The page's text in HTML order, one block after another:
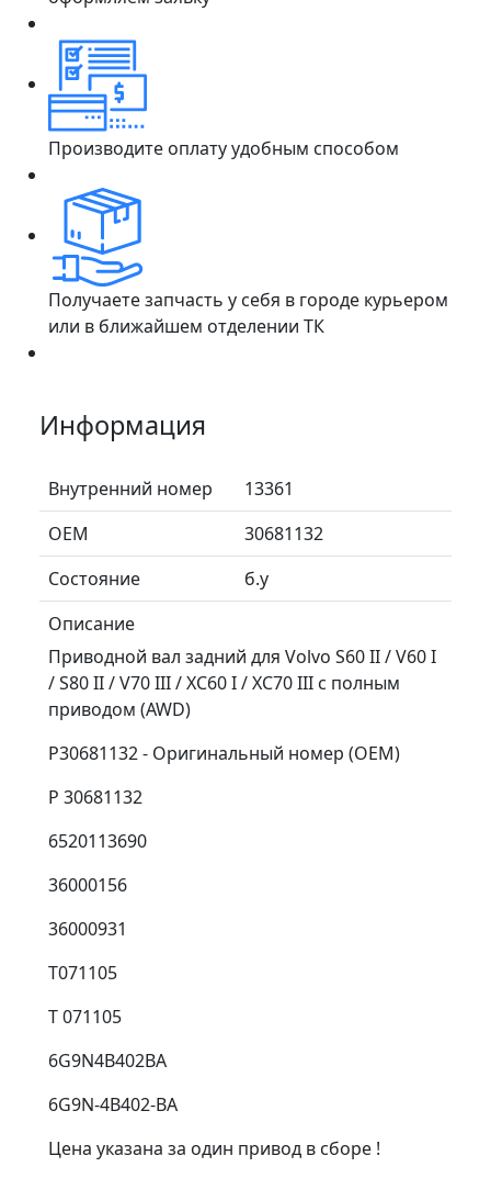
Производите оплату удобным способом
Получаете запчасть у себя в городе курьером
или в ближайшем отделении ТК
Информация
Внутренний номер
13361
ОЕМ
30681132
Состояние
б.у
Описание
Приводной вал задний для Volvo S60 II / V60 I
/ S80 II / V70 III / XC60 I / XC70 III с полным
приводом (AWD)
P30681132 - Оригинальный номер (OEM)
P 30681132
6520113690
36000156
36000931
T071105
T 071105
6G9N4B402BA
6G9N-4B402-BA
Цена указана за один привод в сборе !